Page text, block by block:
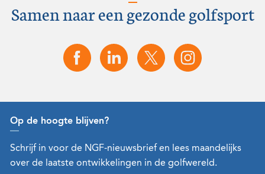
Samen naar een gezonde golfsport
Op de hoogte blijven?
Schrijf in voor de NGF-nieuwsbrief en lees maandelijks
over de laatste ontwikkelingen in de golfwereld.